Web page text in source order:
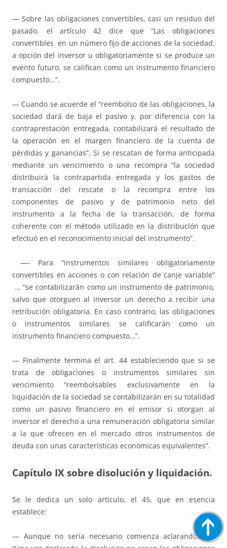
— Sobre las obligaciones convertibles, casi un residuo del
pasado, el artículo 42 dice que “Las obligaciones
convertibles en un número fijo de acciones de la sociedad,
a opción del inversor u obligatoriamente si se produce un
evento futuro, se califican como un instrumento financiero
compuesto…”.
— Cuando se acuerde el “reembolso de las obligaciones, la
sociedad dará de baja el pasivo y, por diferencia con la
contraprestación entregada, contabilizará el resultado de
la operación en el margen financiero de la cuenta de
pérdidas y ganancias”. Si se rescatan de forma anticipada
mediante un vencimiento o una recompra “la sociedad
distribuirá la contrapartida entregada y los gastos de
transacción del rescate o la recompra entre los
componentes de pasivo y de patrimonio neto del
instrumento a la fecha de la transacción, de forma
coherente con el método utilizado en la distribución que
efectuó en el reconocimiento inicial del instrumento”.
—- Para “instrumentos similares obligatoriamente
convertibles en acciones o con relación de canje variable”
… “se contabilizarán como un instrumento de patrimonio,
salvo que otorguen al inversor un derecho a recibir una
retribución obligatoria. En caso contrario, las obligaciones
o instrumentos similares se calificarán como un
instrumento financiero compuesto…”.
— Finalmente termina el art. 44 estableciendo que si se
trata de obligaciones o instrumentos similares sin
vencimiento “reembolsables exclusivamente en la
liquidación de la sociedad se contabilizarán en su totalidad
como un pasivo financiero en el emisor si otorgan al
inversor el derecho a una remuneración obligatoria similar
a la que ofrecen en el mercado otros instrumentos de
deuda con unas características económicas equivalentes”.
Capítulo IX sobre disolución y liquidación.
Se le dedica un solo artículo, el 45, que en esencia
establece:
— Aunque no sería necesario comienza aclarando que